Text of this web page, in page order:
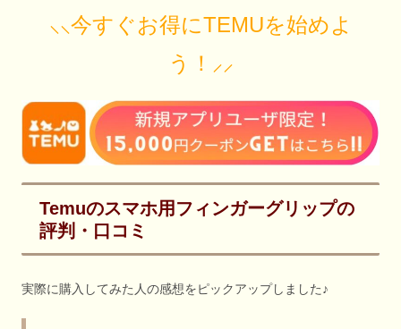
⸜⸜今すぐお得にTEMUを始めよ
う！⸝⸝
Temuのスマホ用フィンガーグリップの
評判・口コミ
実際に購入してみた人の感想をピックアップしました♪